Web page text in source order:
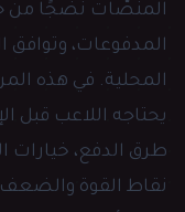
المنصّات نضجًا من
المدفوعات، وتوافق
المحلية. في هذه
يحتاجه اللاعب قبل
طرق الدفع، خيارات
نقاط القوة والضعف